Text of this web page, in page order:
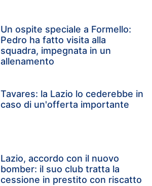
Un ospite speciale a Formello:
Pedro ha fatto visita alla
squadra, impegnata in un
allenamento
Tavares: la Lazio lo cederebbe in
caso di un'offerta importante
Lazio, accordo con il nuovo
bomber: il suo club tratta la
cessione in prestito con riscatto